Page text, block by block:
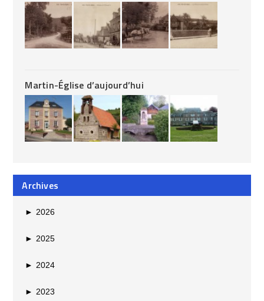
Martin-Église d’aujourd’hui
Archives
► 2026
► 2025
► 2024
► 2023